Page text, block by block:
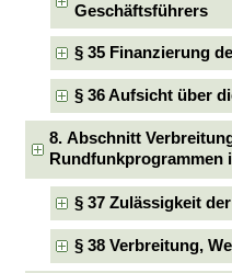
Geschäftsführers
§ 35 Finanzierung
§ 36 Aufsicht über
8. Abschnitt
Rundfunkprogrammen
§ 37 Zulässigkeit
§ 38 Verbreitung,